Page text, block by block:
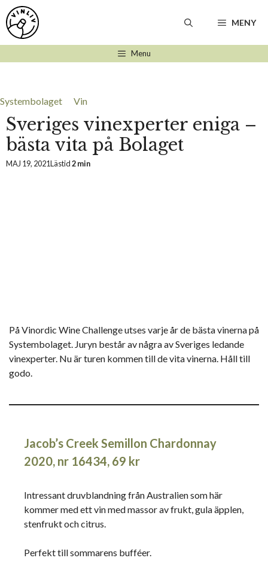
Hoppa
till
innehåll
MENY
Menu
Systembolaget Vin
Sveriges vinexperter eniga –
bästa vita på Bolaget
MAJ 19, 2021Lästid2 min
På Vinordic Wine Challenge utses varje år de bästa vinerna på
Systembolaget. Juryn består av några av Sveriges ledande
vinexperter. Nu är turen kommen till de vita vinerna. Håll till
godo.
Jacob’s Creek Semillon Chardonnay
2020, nr 16434, 69 kr
Intressant druvblandning från Australien som här
kommer med ett vin med massor av frukt, gula äpplen,
stenfrukt och citrus.
Perfekt till sommarens bufféer.